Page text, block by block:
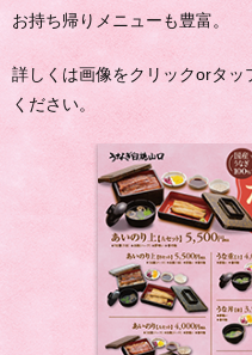
お持ち帰りメニューも豊富。
詳しくは画像をクリックorタ
ください。